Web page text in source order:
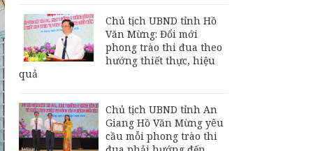
Chính ủy Bộ Chỉ huy
Quân sự tỉnh An
Giang
Thường trực UBND
An Thới hoạt động trở
lại
An Giang chốt hạn
vận hành nhà máy xử
Chủ tịch UBND tỉnh Hồ
Văn Mừng: Đổi mới
phong trào thi đua theo
hướng thiết thực, hiệu
quả
Chủ tịch UBND tỉnh An
Giang Hồ Văn Mừng yêu
cầu mỗi phong trào thi